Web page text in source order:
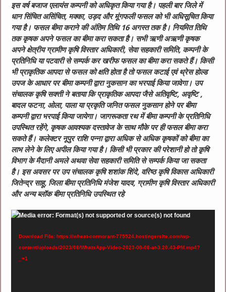
इस वर्ष बजाज एलायंस कम्पनी को अधिकृत किया गया है। पहली बार जिले में
धान सिंचित असिंचित, मक्का, उड़द और मूंगफली फसल को भी अधिसूचित किया
गया है। फसल बीमा कराने की अंतिम तिथि 16 अगस्त तक है। नियमित तिथि
तक कृषक अपने फसल का बीमा करा सकता है। सभी ऋणी अऋणी कृषक
अपने क्षेत्रीय ग्रामीण कृषि विस्तार अधिकारी, सेवा सहकारी समिति, कम्पनी के
प्रतिनिधि या पटवारी से सम्पर्क कर खरीफ फसल का बीमा करा सकते हैं। किसी
भी प्राकृतिक आपदा से फसल को क्षति होता है तो फसल कटाई एवं थ्रेस होल्ड
उपज के आधार पर बीमा कम्पनी द्वारा नुकसान का भरपाई किया जावेगा। उप
संचालक कृषि सक्त्ती ने बताया कि प्राकृतिक आपदा जैसे अतिवृष्टि, अवृष्टि ,
बादल फटना, ओला, पाला या प्रकृति जनित फसल नुकसान होने पर बीमा
कम्पनी द्वारा भरपाई किया जायेगा। जागरूकता रथ में बीमा कम्पनी के प्रतिनिधि
उपस्थित रहेंगे, कृषक आवश्यक दस्तावेज के साथ मौके पर ही फसल बीमा करा
सकते हैं। कलेक्टर नूपुर राशि पन्ना द्वारा अधिक से अधिक कृषकों को बीमा का
लाभ लेने के लिए अपील किया गया है। किसी भी प्रकार की परेशानी हो तो क़ृषि
विभाग के मैदानी अमले अथवा सेवा सहकारी समिति से सम्पर्क किया जा सकता
है। इस अवसर पर उप संचालक कृषि शशांक शिंदे, वरिष्ठ कृषि विकास अधिकारी
जितेन्द्र साहू, जिला बीमा प्रतिनिधि मंजेश यादव, ग्रामीण कृषि विस्तार अधिकारी
और अन्य ब्लॉक बीमा प्रतिनिधि उपस्थित रहे
Video
Media error: Format(s) not supported or source(s) not found
Download File: https://wheat-cormorant-775524.hostingersite.com/wp-
content/uploads/2023/08/WhatsApp-Video-2023-08-08-at-3.20.43-PM.mp4?
_=1